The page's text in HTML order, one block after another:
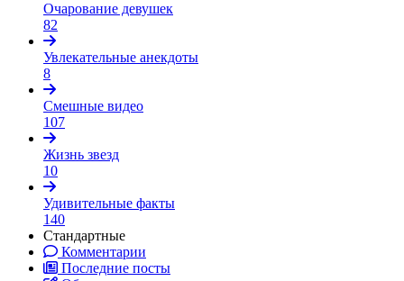
Очарование девушек
82
Увлекательные анекдоты
8
Смешные видео
107
Жизнь звезд
10
Удивительные факты
140
Стандартные
Комментарии
Последние посты